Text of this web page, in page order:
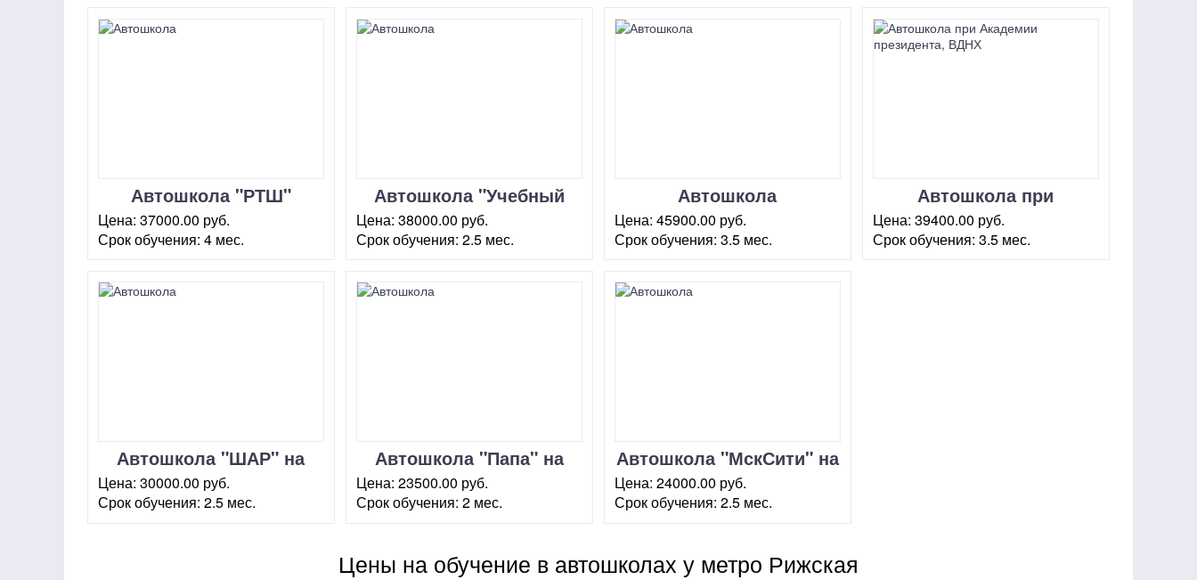
Автошкола "РТШ"
Цена:37000.00 руб.
Срок обучения:4 мес.
Автошкола "Учебный
центр Автостарт"
Цена:38000.00 руб.
Срок обучения:2.5 мес.
Автошкола
"Межрегиональный
центр обучения
Цена:45900.00 руб.
Срок обучения:3.5 мес.
(стр.2)
Автошкола при
Академии президента,
ВДНХ
Цена:39400.00 руб.
Срок обучения:3.5 мес.
Автошкола "ШАР" на
Чеховской
Цена:30000.00 руб.
Срок обучения:2.5 мес.
Автошкола "Папа" на
Сретенском бульваре
Цена:23500.00 руб.
Срок обучения:2 мес.
Автошкола "МскСити" на
Новослободской
Цена:24000.00 руб.
Срок обучения:2.5 мес.
Цены на обучение в автошколах у метро Рижская